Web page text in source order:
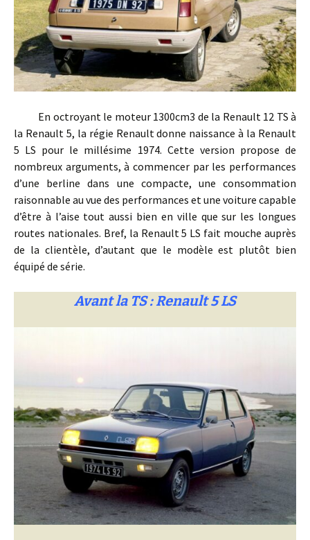
En octroyant le moteur 1300cm3 de la Renault 12 TS à
la Renault 5, la régie Renault donne naissance à la Renault
5 LS pour le millésime 1974. Cette version propose de
nombreux arguments, à commencer par les performances
d’une berline dans une compacte, une consommation
raisonnable au vue des performances et une voiture capable
d’être à l’aise tout aussi bien en ville que sur les longues
routes nationales. Bref, la Renault 5 LS fait mouche auprès
de la clientèle, d’autant que le modèle est plutôt bien
équipé de série.
Avant la TS : Renault 5 LS